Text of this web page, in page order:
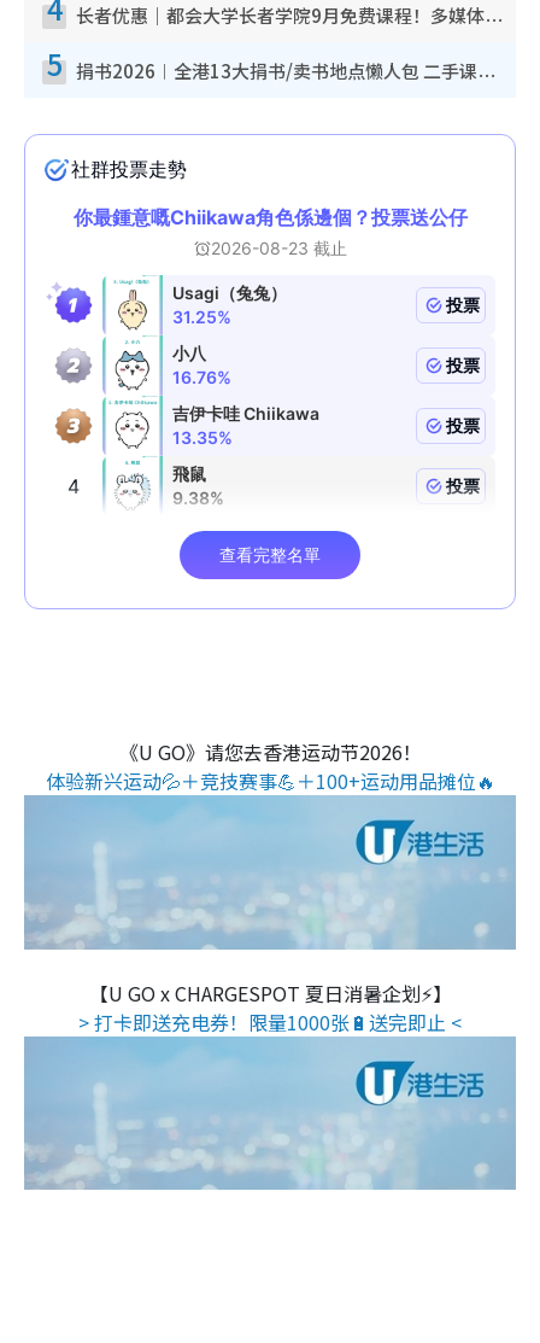
长者优惠｜都会大学长者学院9月免费课程！多媒体/微电影创作/网络安全 附报名方法教学
5 捐书2026︱全港13大捐书/卖书地点懒人包 二手课本最高$150＋旧书换免费咖啡/戏票
《U GO》请您去香港运动节2026！
体验新兴运动💦＋竞技赛事💪＋100+运动用品摊位🔥
【U GO x CHARGESPOT 夏日消暑企划⚡】
> 打卡即送充电券！限量1000张🔋送完即止 <